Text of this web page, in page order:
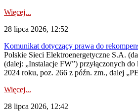
Więcej...
28 lipca 2026, 12:52
Komunikat dotyczący prawa do
Polskie Sieci Elektroenergetyczne S.A.
(dalej: „Instalacje FW”) przyłączonych
2024 roku, poz. 266 z późn. zm., dalej
Więcej...
28 lipca 2026, 12:42